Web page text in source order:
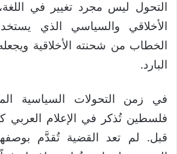
التحول ليس مجرد تغيير في
الأخلاقي والسياسي الذي
الخطاب من شحنته الأخلاقية
البارد.
في زمن التحولات السياسية
فلسطين تُذكر في الإعلام العربي
قبل. لم تعد القضية تُقدَّم